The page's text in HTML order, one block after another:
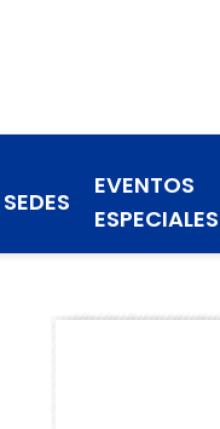
SEDES
EVENTOS
ESPECIALES